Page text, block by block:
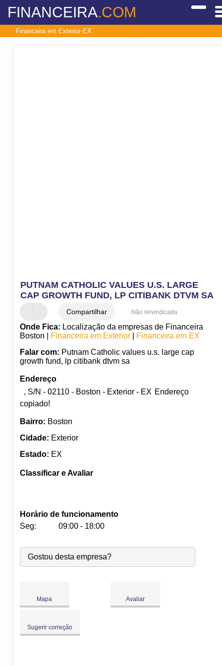
FINANCEIRA.COM
Financeira em Exterior-EX
PUTNAM CATHOLIC VALUES U.S. LARGE
CAP GROWTH FUND, LP CITIBANK DTVM SA
Compartilhar Não reivindicada
Onde Fica: Localização da empresas de Financeira
Boston |
Financeira em Exterior|
Financeira em EX
Falar com: Putnam Catholic values u.s. large cap
growth fund, lp citibank dtvm sa
Endereço
, S/N - 02110 - Boston - Exterior - EX Endereço
copiado!
Bairro: Boston
Cidade: Exterior
Estado: EX
Classificar e Avaliar
Horário de funcionamento
Seg:
09:00 - 18:00
Seg: 09:00-18:00
Ter:
09:00-18:00
Qua:
09:00-18:00
Sáb:
Fechado
Gostou desta empresa?
Mapa Avaliar
Sugerir correção